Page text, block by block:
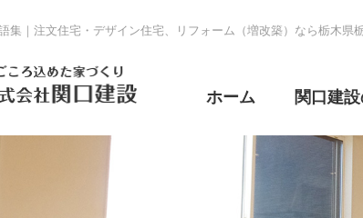
集｜注文住宅・デザイン住宅、リフォーム（増改築）なら栃木県
ホーム 関口建